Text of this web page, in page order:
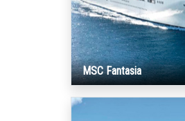
MSC Fantasia